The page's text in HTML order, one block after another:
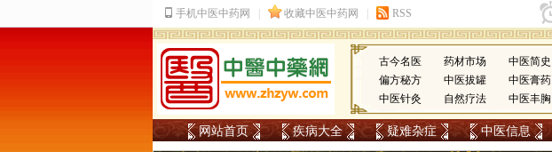
古今名医 药材市场 中医简史
偏方秘方
中医拔罐 中医膏药
中医针灸
自然疗法 中医丰胸
网站首页 疾病大全 疑难杂症 中医信息